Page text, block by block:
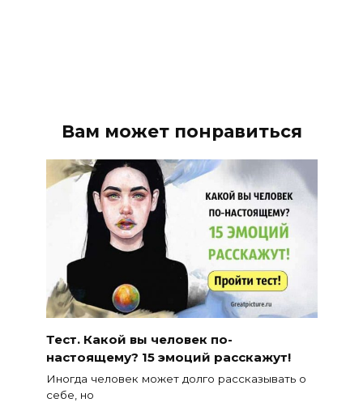
Вам может понравиться
Тест. Какой вы человек по-
настоящему? 15 эмоций расскажут!
Иногда человек может долго рассказывать о
себе, но